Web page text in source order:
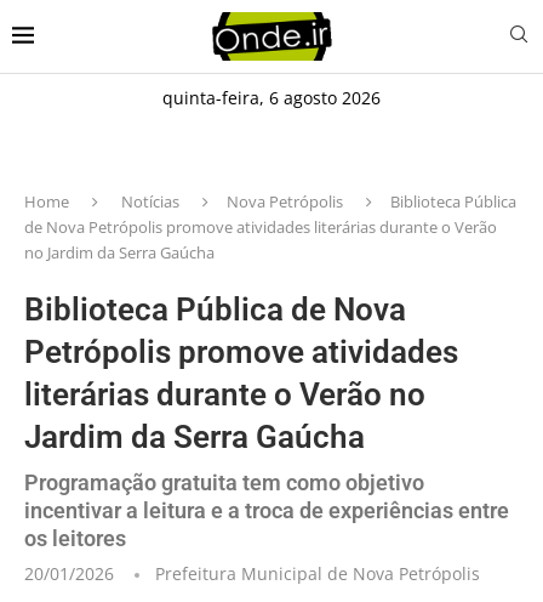
quinta-feira, 6 agosto 2026
Home Notícias Nova Petrópolis
Biblioteca Pública
de Nova Petrópolis promove atividades literárias durante o Verão
no Jardim da Serra Gaúcha
Biblioteca Pública de Nova
Petrópolis promove atividades
literárias durante o Verão no
Jardim da Serra Gaúcha
Programação gratuita tem como objetivo
incentivar a leitura e a troca de experiências entre
os leitores
20/01/2026 Prefeitura Municipal de Nova Petrópolis